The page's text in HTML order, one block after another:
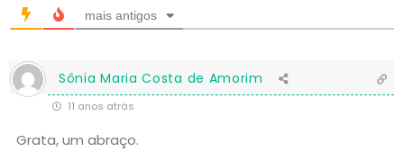
mais antigos
Sônia Maria Costa de Amorim
11 anos atrás
Grata, um abraço.